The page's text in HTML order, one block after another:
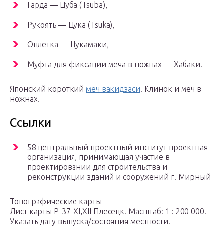
Гарда — Цуба (Tsuba),
Рукоять — Цука (Tsuka),
Оплетка — Цукамаки,
Муфта для фиксации меча в ножнах — Хабаки.
Японский короткий меч вакидзаси. Клинок и меч в
ножнах.
Ссылки
58 центральный проектный институт проектная
организация, принимающая участие в
проектировании для строительства и
реконструкции зданий и сооружений г. Мирный
Топографические карты
Лист карты P-37-XI,XII Плесецк. Масштаб: 1 : 200 000.
Указать дату выпуска/состояния местности.